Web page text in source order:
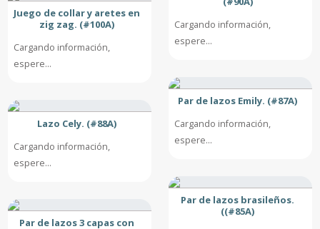
Juego de collar y aretes en
zig zag. (#100A)
Cargando información,
espere...
Lazo Cely. (#88A)
Cargando información,
espere...
Par de lazos 3 capas con
Cargando información,
espere...
Par de lazos Emily. (#87A)
Cargando información,
espere...
Par de lazos brasileños.
((#85A)